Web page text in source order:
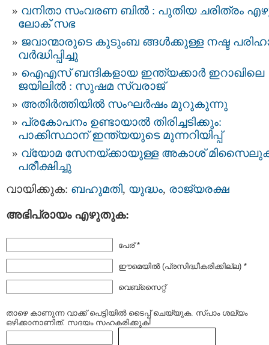
വനിതാ സംവരണ ബില്‍ : പുതിയ ചരിത്രം
ലോക് സഭ
ജവാന്മാരുടെ കുടുംബ ങ്ങള്‍ക്കുള്ള നഷ്ട
വര്‍ദ്ധിപ്പിച്ചു
ഐഎസ് ബന്ദികളായ ഇന്ത്യക്കാര്‍ ഇറാഖിലെ
ജയിലില്‍ : സുഷമ സ്വരാജ്
അതിർത്തിയിൽ സംഘർഷം മുറുകുന്നു
പ്രകോപനം ഉണ്ടായാല്‍ തിരിച്ചടിക്കും:
പാക്കിസ്ഥാന് ഇന്ത്യയുടെ മുന്നറിയിപ്പ്
വ്യോമ സേനയ്ക്കായുള്ള അകാശ്
പരീക്ഷിച്ചു
വായിക്കുക: ബഹുമതി, യുദ്ധം, രാജ്യരക്ഷ
അഭിപ്രായം എഴുതുക:
പേര് *
ഈമെയില്‍ (പ്രസിദ്ധീകരിക്കില്ല) *
വെബ്സൈറ്റ്
താഴെ കാണുന്ന വാക്ക് പെട്ടിയില്‍ ടൈപ്പ്‌ ചെയ്യുക. സ്പാം ശല്യം
ഒഴിക്കാനാണിത്. സദയം സഹകരിക്കുക!